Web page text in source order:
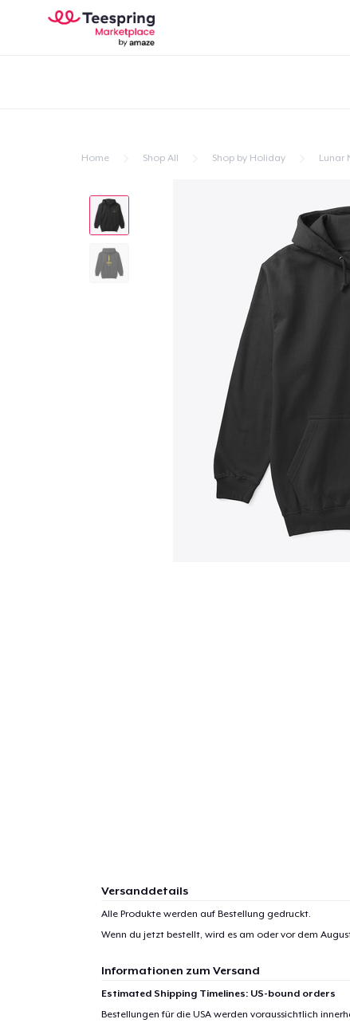
Home Shop All Shop by Holiday Lunar
Versanddetails
Alle Produkte werden auf Bestellung gedruckt.
Wenn du jetzt bestellt, wird es am oder vor dem
Informationen zum Versand
Estimated Shipping Timelines: US-bound orders
Bestellungen für die USA werden voraussichtlich